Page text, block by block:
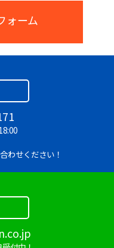
ームはセットです
めいたします！
用できますか？
ようご注意くださ
高(H)700mmとな
ォーム
わせください！